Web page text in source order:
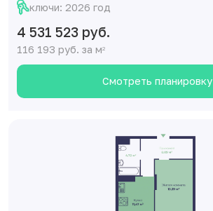
ключи: 2026 год
4 531 523 руб.
116 193 руб. за м2
Смотреть планировку